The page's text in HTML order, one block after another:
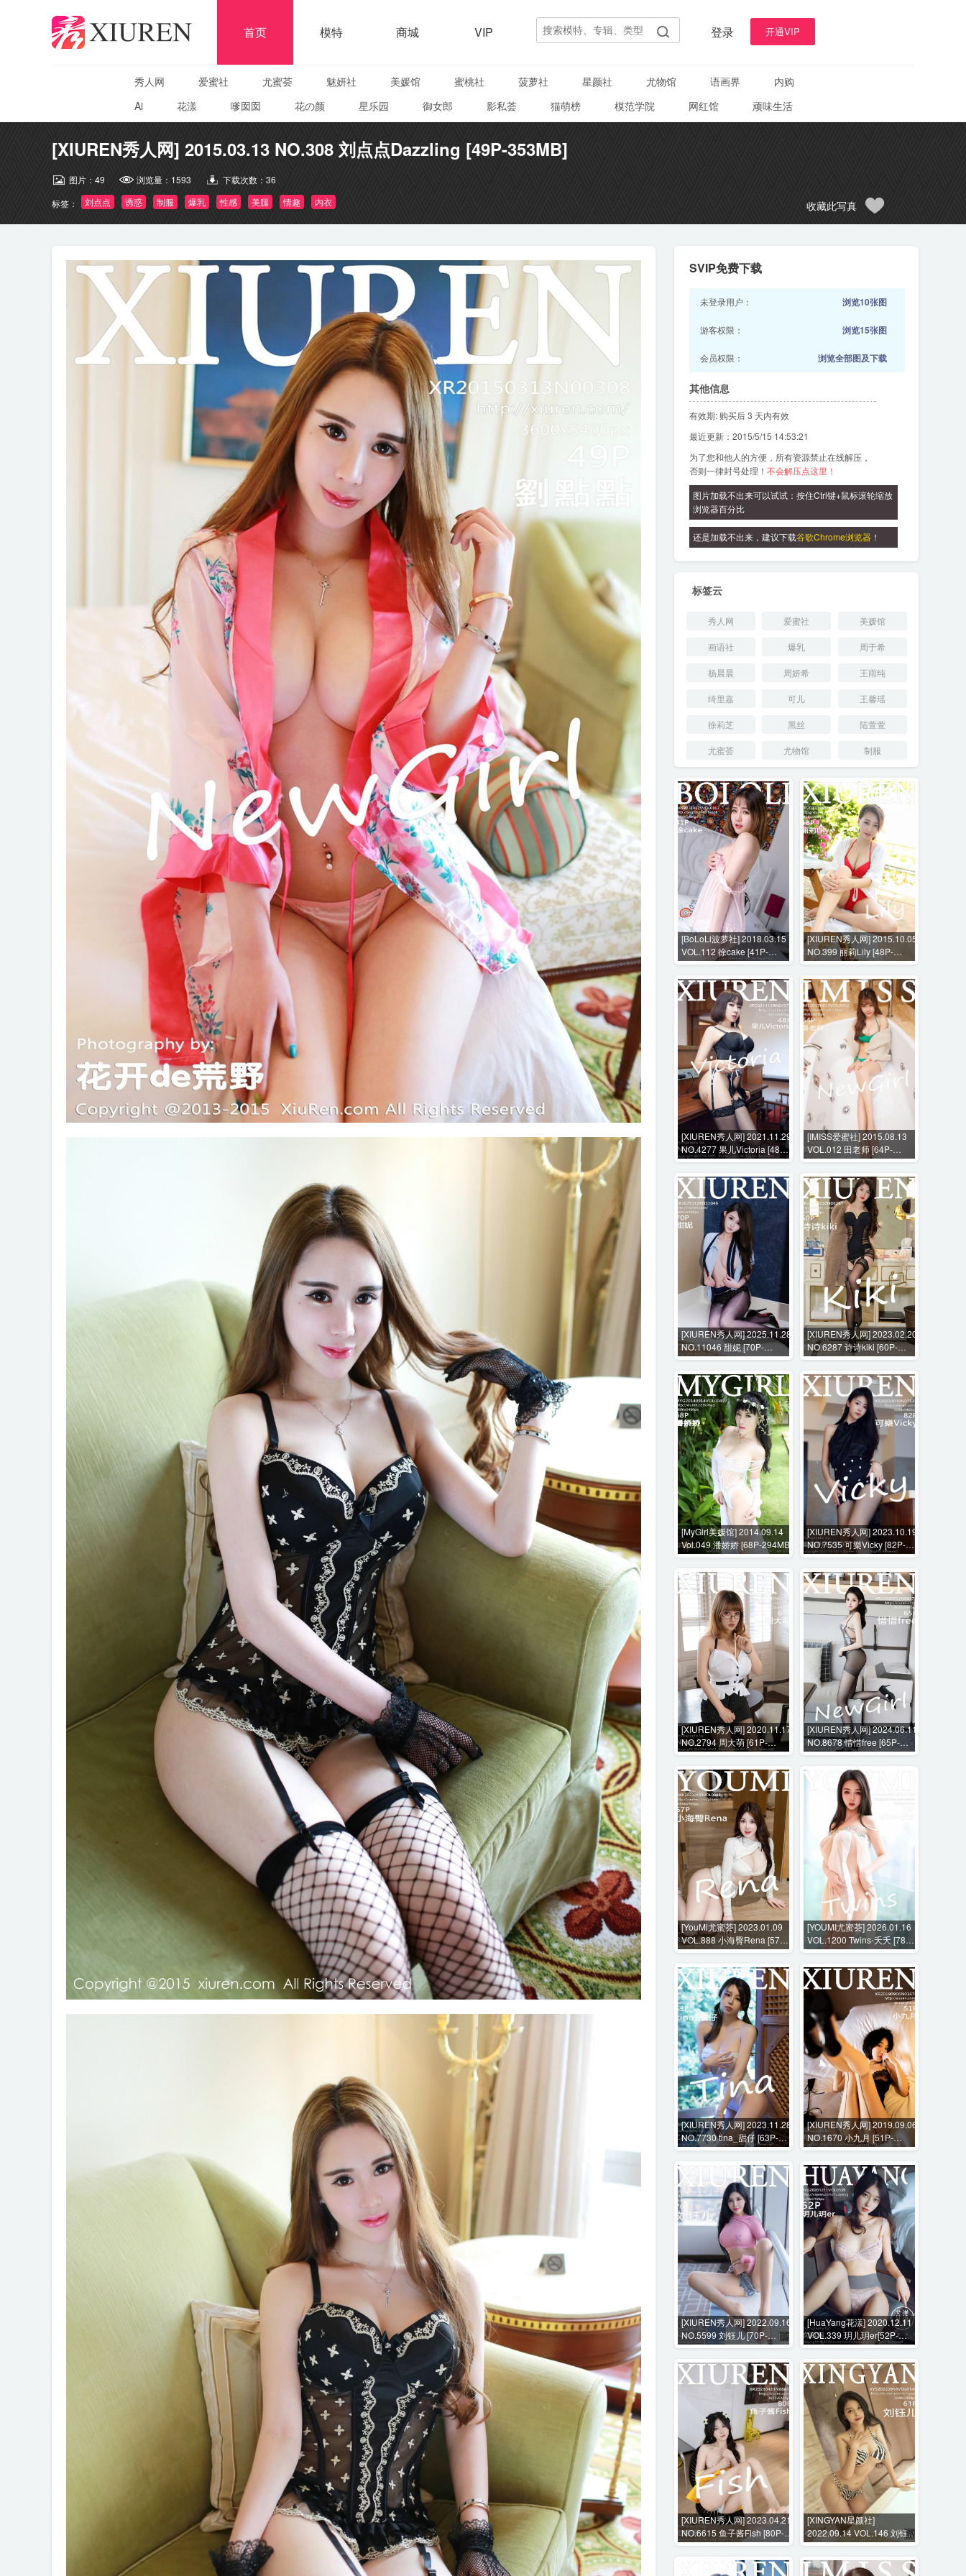
首页 模特 商城 VIP 登录 开通VIP
秀人网 爱蜜社 尤蜜荟 魅妍社 美媛馆 蜜桃社 菠萝社 星颜社 尤物馆 语画界
内购
Ai
花漾 嗲囡囡 花の颜 星乐园 御女郎 影私荟 猫萌榜 模范学院 网红馆 顽味生活
[XIUREN秀人网] 2015.03.13 NO.308 刘点点Dazzling [49P-353MB]
图片： 49 浏览量： 1593 下载次数： 36
标签：
刘点点 诱惑 制服 爆乳 性感 美腿 情趣 内衣 收藏此写真
SVIP免费下载
未登录用户： 浏览10张图
游客权限： 浏览15张图
会员权限： 浏览全部图及下载
其他信息
有效期: 购买后 3 天内有效
最近更新：2015/5/15 14:53:21
为了您和他人的方便，所有资源禁止在线解压，
否则一律封号处理！ 不会解压点这里！
图片加载不出来可以试试：按住Ctrl键+鼠标滚轮缩放
浏览器百分比
还是加载不出来，建议下载谷歌Chrome浏览器 ！
标签云
秀人网 爱蜜社 美媛馆
画语社 爆乳 周于希
杨晨晨 周妍希 王雨纯
绮里嘉 可儿 王馨瑶
徐莉芝 黑丝 陆萱萱
尤蜜荟 尤物馆 制服
[BoLoLi波萝社] 2018.03.15
VOL.112 徐cake [41P-
369MB]
[XIUREN秀人网] 2015.10.05
NO.399 丽莉Lily [48P-
194MB]
[XIUREN秀人网] 2021.11.29
NO.4277 果儿Victoria [48P-
505MB]
[IMISS爱蜜社] 2015.08.13
VOL.012 田老师 [64P-
216MB]
[XIUREN秀人网] 2025.11.28
NO.11046 甜妮 [70P-
1007MB]
[XIUREN秀人网] 2023.02.20
NO.6287 诗诗kiki [60P-
559MB]
[MyGirl美媛馆] 2014.09.14
Vol.049 潘娇娇 [68P-294MB]
[XIUREN秀人网] 2023.10.19
NO.7535 可樂Vicky [82P-
629MB]
[XIUREN秀人网] 2020.11.17
NO.2794 周大萌 [61P-
547MB]
[XIUREN秀人网] 2024.06.11
NO.8678 惜惜free [65P-
777MB]
[YouMi尤蜜荟] 2023.01.09
VOL.888 小海臀Rena [57P-
514MB]
[YOUMI尤蜜荟] 2026.01.16
VOL.1200 Twins-夭夭 [78P-
679MB]
[XIUREN秀人网] 2023.11.28
NO.7730 tina_甜仔 [63P-
623MB]
[XIUREN秀人网] 2019.09.06
NO.1670 小九月 [51P-
136MB]
[XIUREN秀人网] 2022.09.16
NO.5599 刘钰儿 [70P-
560MB]
[HuaYang花漾] 2020.12.11
VOL.339 玥儿玥er[52P-
618MB]
[XIUREN秀人网] 2023.04.21
NO.6615 鱼子酱Fish [80P-
697MB]
[XINGYAN星颜社]
2022.09.14 VOL.146 刘钰儿
[61P-510MB]